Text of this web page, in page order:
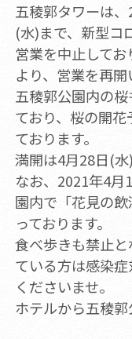
五稜郭タワーは
(水)まで、新型コ
営業を中止して
より、営業を再開
五稜郭公園内の
ており、桜の開
ております。
満開は4月28日(水
なお、2021年4月
園内で「花見の
っております。
食べ歩きも禁止
ている方は感染
くださいませ。
ホテルから五稜郭